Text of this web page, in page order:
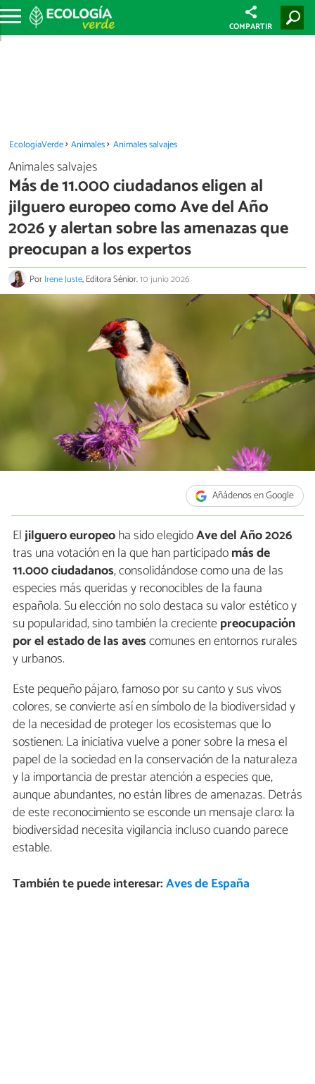
COMPARTIR
EcologíaVerde Animales Animales salvajes
Animales salvajes
Más de 11.000 ciudadanos eligen al
jilguero europeo como Ave del Año
2026 y alertan sobre las amenazas que
preocupan a los expertos
PorIrene Juste, Editora Sénior.10 junio 2026
Añádenos en Google
Eljilguero europeoha sido elegidoAve del Año 2026
tras una votación en la que han participadomás de
11.000 ciudadanos, consolidándose como una de las
especies más queridas y reconocibles de la fauna
española. Su elección no solo destaca su valor estético y
su popularidad, sino también la crecientepreocupación
por el estado de las avescomunes en entornos rurales
y urbanos.
Este pequeño pájaro, famoso por su canto y sus vivos
colores, se convierte así en símbolo de la biodiversidad y
de la necesidad de proteger los ecosistemas que lo
sostienen. La iniciativa vuelve a poner sobre la mesa el
papel de la sociedad en la conservación de la naturaleza
y la importancia de prestar atención a especies que,
aunque abundantes, no están libres de amenazas. Detrás
de este reconocimiento se esconde un mensaje claro: la
biodiversidad necesita vigilancia incluso cuando parece
estable.
También te puede interesar:Aves de España